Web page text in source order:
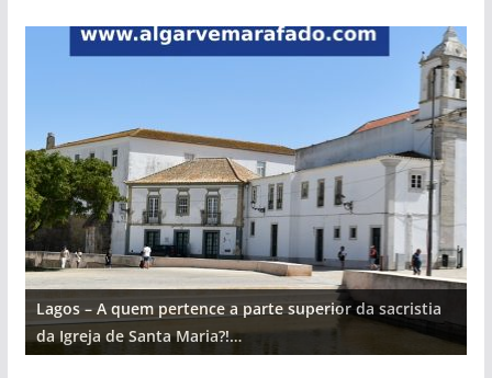
Lagos – A quem pertence a parte superior da sacristia
da Igreja de Santa Maria?!…